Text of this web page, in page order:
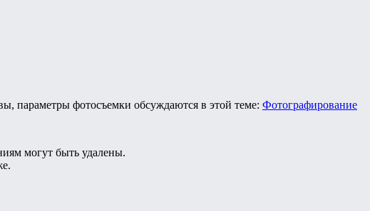
параметры фотосъемки обсуждаются в этой теме: Фотографирование
могут быть удалены.